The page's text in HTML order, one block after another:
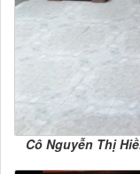
Cô Nguyễn Thị